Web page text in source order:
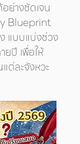
ย่างชัดเจน
Blueprint
แบบแบ่งช่วง
ปี เพื่อให้
ต่ละจังหวะ